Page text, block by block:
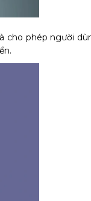
phép người